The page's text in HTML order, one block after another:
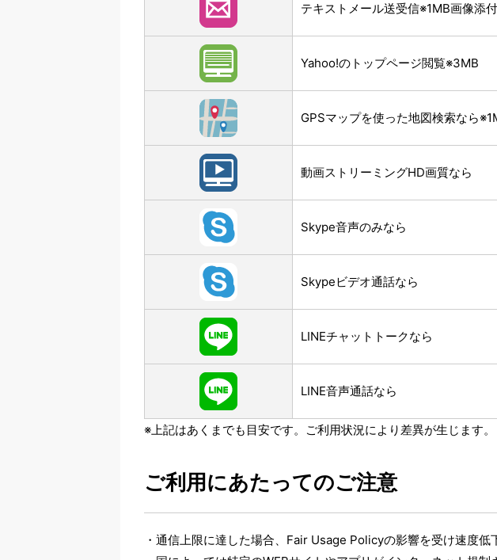
テキストメール送受信※1MB画像添付
Yahoo!のトップページ閲覧※3MB
GPSマップを使った地図検索なら
動画ストリーミングHD画質なら
Skype音声のみなら
Skypeビデオ通話なら
LINEチャットトークなら
LINE音声通話なら
※上記はあくまでも目安です。ご利用状況により差異が生じます。
ご利用にあたってのご注意
通信上限に達した場合、Fair Usage Policyの影響を受け速度低